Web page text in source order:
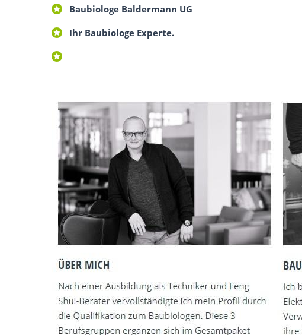
Baubiologe Baldermann UG
Ihr Baubiologe Experte.